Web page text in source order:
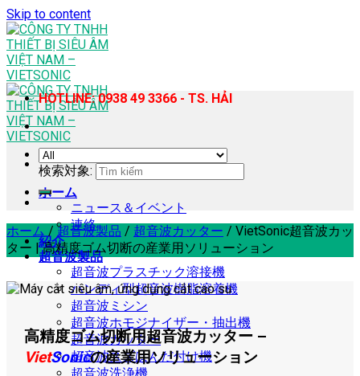
Skip to content
ホーム
ニュース＆イベント
連絡
紹介
超音波製品
超音波プラスチック溶接機
ハンディ型超音波樹脂溶着機
超音波ミシン
超音波ホモジナイザー・抽出機
超音波カッター
超音波スズはんだ付け機
HOTLINE: 0938 49 3366 - TS. HẢI
検索対象:
ホーム / 超音波製品 / 超音波カッター / VietSonic超音波カッ
ター | 高精度ゴム切断の産業用ソリューション
高精度ゴム切断用超音波カッター –
VietSonicの産業用ソリューション